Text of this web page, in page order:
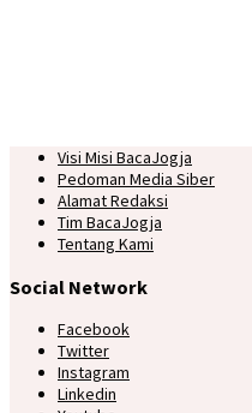
Visi Misi BacaJogja
Pedoman Media Siber
Alamat Redaksi
Tim BacaJogja
Tentang Kami
Social Network
Facebook
Twitter
Instagram
Linkedin